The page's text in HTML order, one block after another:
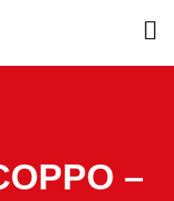
–